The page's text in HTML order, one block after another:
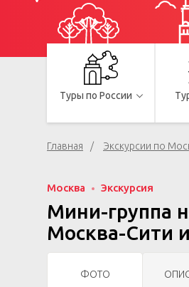
Туры по России
Главная Экскурсии по
Москва Экскурсия
Мини-группа
Москва-Сити
ФОТО